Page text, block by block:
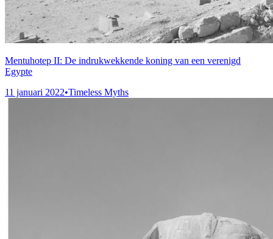
Mentuhotep II: De indrukwekkende koning van een verenigd
Egypte
11 januari 2022•Timeless Myths